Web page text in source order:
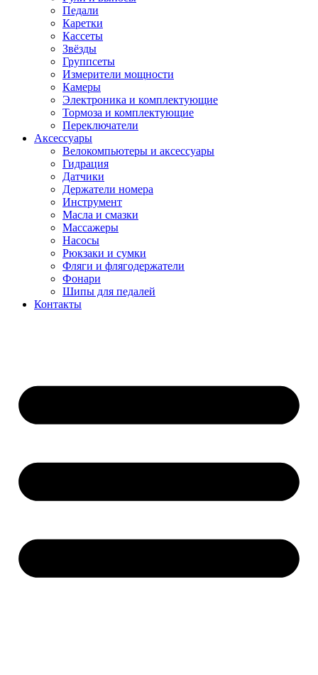
Педали
Каретки
Кассеты
Звёзды
Группсеты
Измерители мощности
Камеры
Электроника и комплектующие
Тормоза и комплектующие
Переключатели
Аксессуары
Велокомпьютеры и аксессуары
Гидрация
Датчики
Держатели номера
Инструмент
Масла и смазки
Массажеры
Насосы
Рюкзаки и сумки
Фляги и флягодержатели
Фонари
Шипы для педалей
Контакты